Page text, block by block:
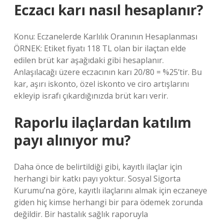
Eczacı karı nasıl hesaplanır?
Konu: Eczanelerde Karlılık Oranının Hesaplanması
ÖRNEK: Etiket fiyatı 118 TL olan bir ilaçtan elde
edilen brüt kar aşağıdaki gibi hesaplanır.
Anlaşılacağı üzere eczacının karı 20/80 = %25’tir. Bu
kar, aşırı iskonto, özel iskonto ve ciro artışlarını
ekleyip israfı çıkardığınızda brüt karı verir.
Raporlu ilaçlardan katılım
payı alınıyor mu?
Daha önce de belirtildiği gibi, kayıtlı ilaçlar için
herhangi bir katkı payı yoktur. Sosyal Sigorta
Kurumu’na göre, kayıtlı ilaçlarını almak için eczaneye
giden hiç kimse herhangi bir para ödemek zorunda
değildir. Bir hastalık sağlık raporuyla